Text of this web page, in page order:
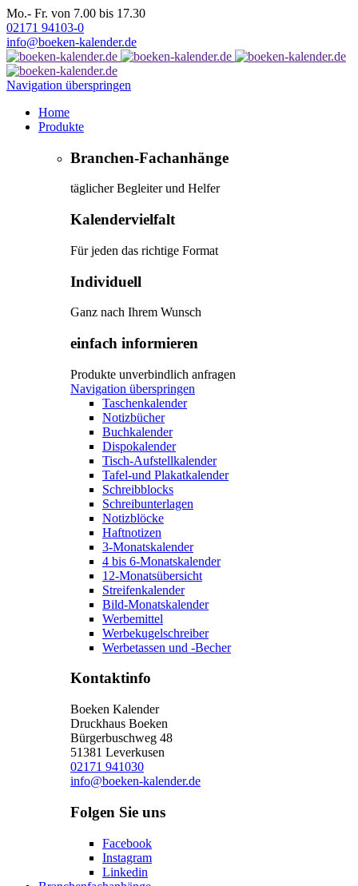
Mo.- Fr. von 7.00 bis 17.30
02171 94103-0
info@boeken-kalender.de
Navigation überspringen
Home
Produkte
Branchen-Fachanhänge
täglicher Begleiter und Helfer
Kalendervielfalt
Für jeden das richtige Format
Individuell
Ganz nach Ihrem Wunsch
einfach informieren
Produkte unverbindlich anfragen
Navigation überspringen
Taschenkalender
Notizbücher
Buchkalender
Dispokalender
Tisch-Aufstellkalender
Tafel-und Plakatkalender
Schreibblocks
Schreibunterlagen
Notizblöcke
Haftnotizen
3-Monatskalender
4 bis 6-Monatskalender
12-Monatsübersicht
Streifenkalender
Bild-Monatskalender
Werbemittel
Werbekugelschreiber
Werbetassen und -Becher
Kontaktinfo
Boeken Kalender
Druckhaus Boeken
Bürgerbuschweg 48
51381 Leverkusen
02171 941030
info@boeken-kalender.de
Folgen Sie uns
Facebook
Instagram
Linkedin